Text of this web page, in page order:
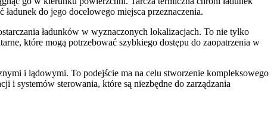
do jego docelowego miejsca przeznaczenia.
ładunków w wyznaczonych lokalizacjach. To nie tylko
które mogą potrzebować szybkiego dostępu do zaopatrzenia w
i lądowymi. To podejście ma na celu stworzenie kompleksowego
i systemów sterowania, które są niezbędne do zarządzania